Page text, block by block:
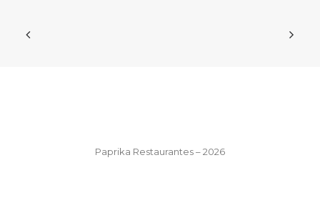
Paprika Restaurantes – 2026